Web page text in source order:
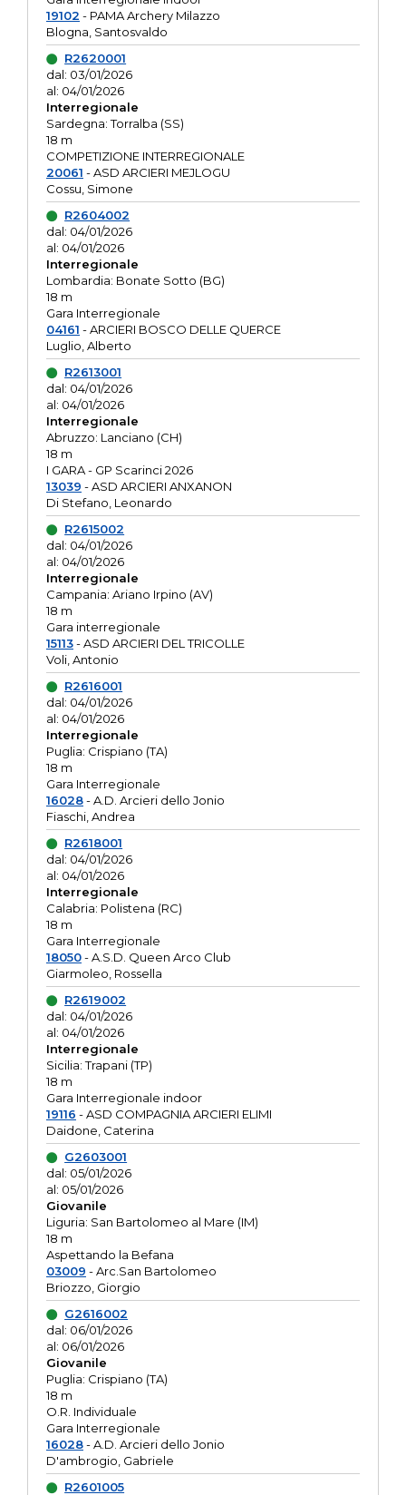
19102 - PAMA Archery Milazzo
Blogna, Santosvaldo
R2620001
dal: 03/01/2026
al: 04/01/2026
Interregionale
Sardegna: Torralba (SS)
18 m
COMPETIZIONE INTERREGIONALE
20061 - ASD ARCIERI MEJLOGU
Cossu, Simone
R2604002
dal: 04/01/2026
al: 04/01/2026
Interregionale
Lombardia: Bonate Sotto (BG)
18 m
Gara Interregionale
04161 - ARCIERI BOSCO DELLE QUERCE
Luglio, Alberto
R2613001
dal: 04/01/2026
al: 04/01/2026
Interregionale
Abruzzo: Lanciano (CH)
18 m
I GARA - GP Scarinci 2026
13039 - ASD ARCIERI ANXANON
Di Stefano, Leonardo
R2615002
dal: 04/01/2026
al: 04/01/2026
Interregionale
Campania: Ariano Irpino (AV)
18 m
Gara interregionale
15113- ASD ARCIERI DEL TRICOLLE
Voli, Antonio
R2616001
dal: 04/01/2026
al: 04/01/2026
Interregionale
Puglia: Crispiano (TA)
18 m
Gara Interregionale
16028- A.D. Arcieri dello Jonio
Fiaschi, Andrea
R2618001
dal: 04/01/2026
al: 04/01/2026
Interregionale
Calabria: Polistena (RC)
18 m
Gara Interregionale
18050- A.S.D. Queen Arco Club
Giarmoleo, Rossella
R2619002
dal: 04/01/2026
al: 04/01/2026
Interregionale
Sicilia: Trapani (TP)
18 m
Gara Interregionale indoor
19116 - ASD COMPAGNIA ARCIERI ELIMI
Daidone, Caterina
G2603001
dal: 05/01/2026
al: 05/01/2026
Giovanile
Liguria: San Bartolomeo al Mare (IM)
18 m
Aspettando la Befana
03009 - Arc.San Bartolomeo
Briozzo, Giorgio
G2616002
dal: 06/01/2026
al: 06/01/2026
Giovanile
Puglia: Crispiano (TA)
18 m
O.R. Individuale
Gara Interregionale
16028- A.D. Arcieri dello Jonio
D'ambrogio, Gabriele
R2601005